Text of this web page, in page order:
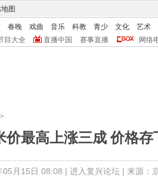
图
春晚 戏曲 音乐 科教 青少 文化
艺术
目大全 直播中国 赛事直播 网络
>
价最高上涨三成 价格存
05月15日 08:08 | 进入复兴论坛| 来源：